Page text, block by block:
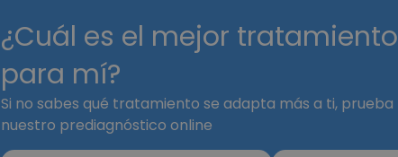
¿Cuál es el mejor tratamiento
para mí?
Si no sabes qué tratamiento se adapta más a ti, prueba
nuestro prediagnóstico online